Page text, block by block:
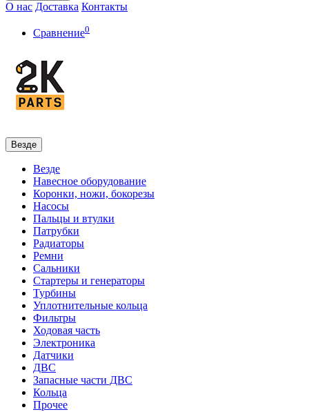
О нас Доставка Контакты
Сравнение0
Везде
Везде
Навесное оборудование
Коронки, ножи, бокорезы
Насосы
Пальцы и втулки
Патрубки
Радиаторы
Ремни
Сальники
Стартеры и генераторы
Турбины
Уплотнительные кольца
Фильтры
Ходовая часть
Электроника
Датчики
ДВС
Запасные части ДВС
Кольца
Прочее